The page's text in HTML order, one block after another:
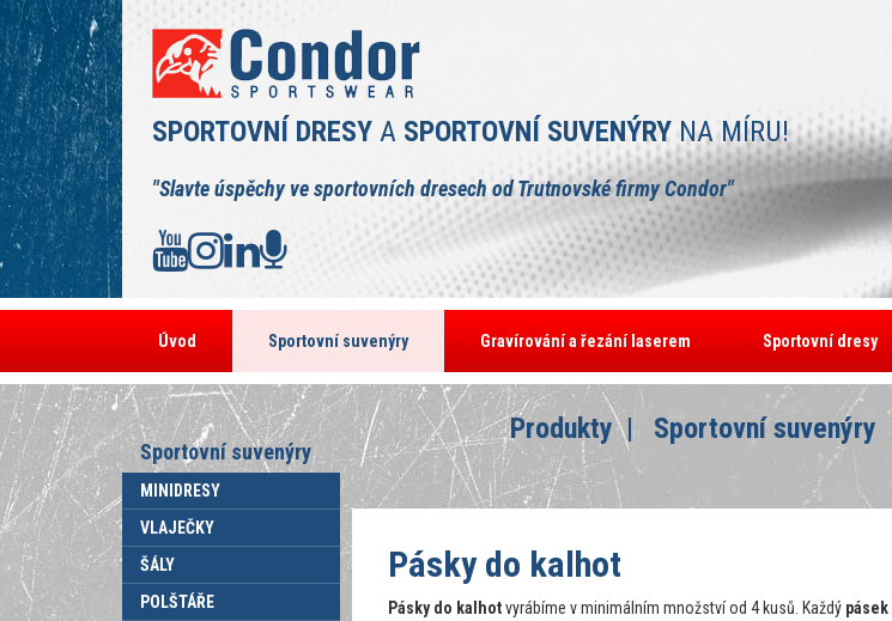
SPORTOVNÍ DRESY A SPORTOVNÍ SUVENÝRYNA MÍRU!
"Slavte úspěchy ve sportovních dresech od Trutnovské firmy Condor"
Úvod Sportovní suvenýry Gravírování a řezání laserem Sportovní dresy
Produkty Sportovní suvenýry
Sportovní suvenýry
MINIDRESY
VLAJEČKY
ŠÁLY
POLŠTÁŘE
Pásky do kalhot
Pásky do kalhotvyrábíme v minimálním množství od 4 kusů. Každý